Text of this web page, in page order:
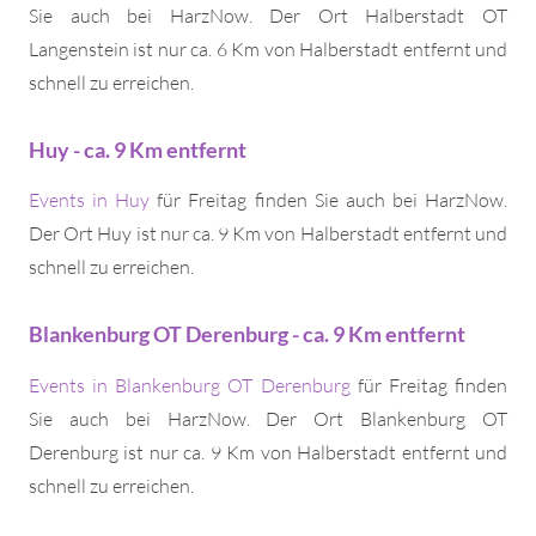
Sie auch bei HarzNow. Der Ort Halberstadt OT
Langenstein ist nur ca. 6 Km von Halberstadt entfernt und
schnell zu erreichen.
Huy - ca. 9 Km entfernt
Events in Huy für Freitag finden Sie auch bei HarzNow.
Der Ort Huy ist nur ca. 9 Km von Halberstadt entfernt und
schnell zu erreichen.
Blankenburg OT Derenburg - ca. 9 Km entfernt
Events in Blankenburg OT Derenburgfür Freitag finden
Sie auch bei HarzNow. Der Ort Blankenburg OT
Derenburg ist nur ca. 9 Km von Halberstadt entfernt und
schnell zu erreichen.